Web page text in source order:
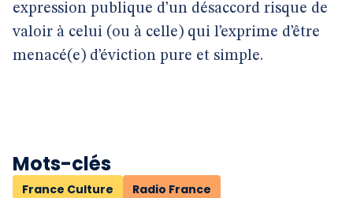
expression publique d’un désaccord risque de
valoir à celui (ou à celle) qui l’exprime d’être
menacé(e) d’éviction pure et simple.
Mots-clés
France Culture Radio France